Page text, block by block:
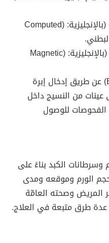
التصوير المقطعي المحوسب (بالإنجليزية: (Computed
التصوير بالرنين المغناطيسي (بالإنجليزية: (Magnetic
أخذ خزعة (بالإنجليزية: Biopsy) عن طريق إدخال إبرة
من النسيج داخل
الفحوصات للوصول
وسرطانات الكبد بناءً على
الورم وموقعه ومدى
المريض وصحته العامّة
عدة طرق متبعة في العلاج.